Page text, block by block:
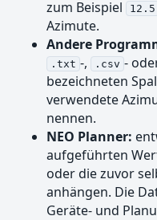
zum Beispiel
12.5
Azimute.
Andere
.txt -, .csv -
bezeichneten
verwendete
nennen.
NEO Planner:
aufgeführten
oder die zuvor
anhängen. Die
Geräte- und